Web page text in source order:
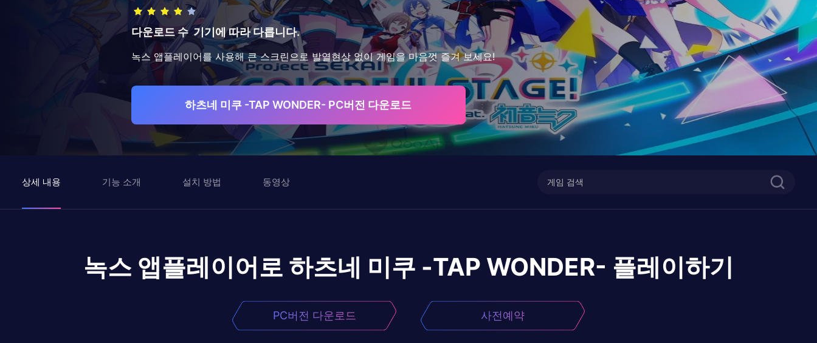
다운로드 수 기기에 따라 다릅니다.
녹스 앱플레이어를 사용해 큰 스크린으로 발열현상 없이 게임을 마음껏 즐겨 보세요!
하츠네 미쿠 -TAP WONDER- PC버전 다운로드
상세 내용 기능 소개 설치 방법 동영상
녹스 앱플레이어로 하츠네 미쿠 -TAP WONDER- 플레이하기
PC버전 다운로드 사전예약